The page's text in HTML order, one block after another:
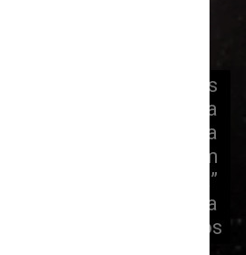
Agora, as observações
feitas enquanto o cometa
denominado Atlas ainda
estava intacto revelaram
detalhes sobre a “família”
do cometa, que remonta a
milhares de anos